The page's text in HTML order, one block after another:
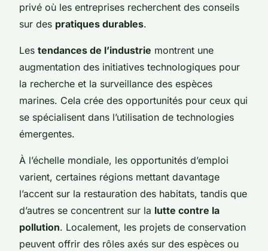
privé où les entreprises recherchent des conseils
sur des pratiques durables.
Les tendances de l’industrie montrent une
augmentation des initiatives technologiques pour
la recherche et la surveillance des espèces
marines. Cela crée des opportunités pour ceux qui
se spécialisent dans l’utilisation de technologies
émergentes.
À l’échelle mondiale, les opportunités d’emploi
varient, certaines régions mettant davantage
l’accent sur la restauration des habitats, tandis que
d’autres se concentrent sur la lutte contre la
pollution. Localement, les projets de conservation
peuvent offrir des rôles axés sur des espèces ou